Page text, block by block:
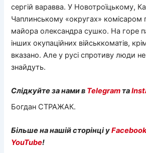
сергій варавва. У Новотроїцькому,
Чаплинському «округах» комісаром
майора олександра сушко. На горе
інших окупаційних військкоматів,
вказано. Але у русі спротиву люди не
знайдуть.
Слідкуйте за нами в Telegram та
Богдан СТРАЖАК.
Більше на нашій сторінці у
YouTube!